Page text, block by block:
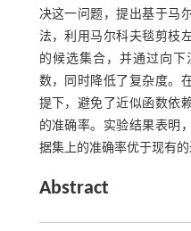
决这一问题，提出基于马
法，利用马尔科夫毯剪枝
的候选集合，并通过向
数，同时降低了复杂度。
提下，避免了近似函数依
的准确率。实验结果表明
据集上的准确率优于现有的
Abstract